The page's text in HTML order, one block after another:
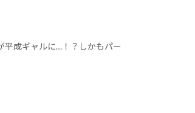
平成ギャルに…！？しかもパー